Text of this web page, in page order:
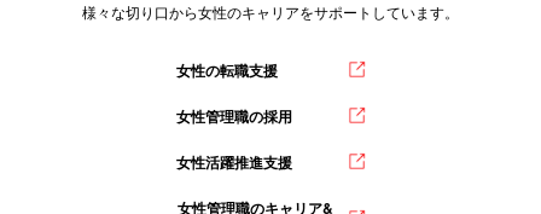
様々な切り口から女性のキャリアをサポートしています。
女性の転職支援
女性管理職の採用
女性活躍推進支援
女性管理職のキャリア&